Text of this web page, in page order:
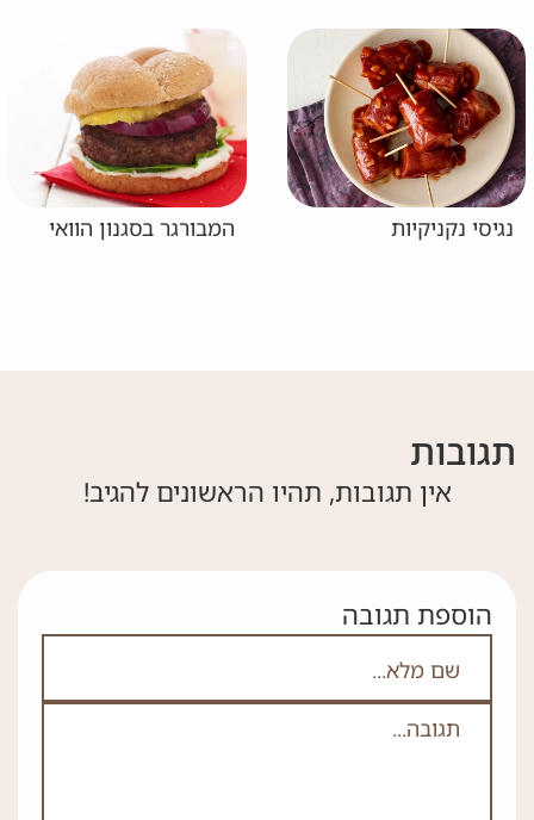
נגיסי נקניקיות המבורגר בסגנון הוואי
תגובות
אין תגובות, תהיו הראשונים להגיב!
אם אתה לא רובוט אל תמלא את השדה הזה
הוספת תגובה